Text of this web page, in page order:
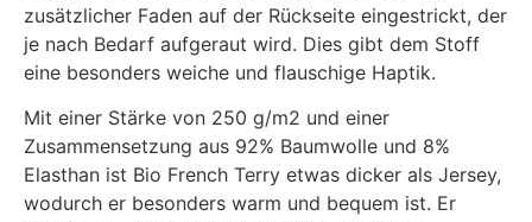
zusätzlicher Faden auf der Rückseite eingestrickt, der
je nach Bedarf aufgeraut wird. Dies gibt dem Stoff
eine besonders weiche und flauschige Haptik.
Mit einer Stärke von 250 g/m2 und einer
Zusammensetzung aus 92% Baumwolle und 8%
Elasthan ist Bio French Terry etwas dicker als Jersey,
wodurch er besonders warm und bequem ist. Er